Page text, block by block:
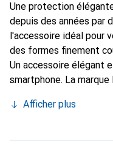
Une protection
depuis des années par
l'accessoire idéal pour
des formes finement
Un accessoire élégant
smartphone. La
constitue toujours un
Afficher plus